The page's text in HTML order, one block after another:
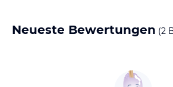
Neueste Bewertungen (2